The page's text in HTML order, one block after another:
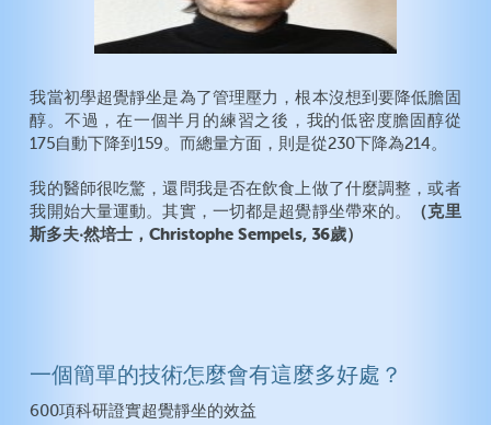
我當初學超覺靜坐是為了管理壓力，根本沒想到要降低膽固
醇。不過，在一個半月的練習之後，我的低密度膽固醇從
175自動下降到159。而總量方面，則是從230下降為214。
我的醫師很吃驚，還問我是否在飲食上做了什麼調整，或者
我開始大量運動。其實，一切都是超覺靜坐帶來的。
（克里
斯多夫‧然培士，Christophe Sempels, 36歲）
一個簡單的技術怎麼會有這麼多好處？
600項科研證實超覺靜坐的效益